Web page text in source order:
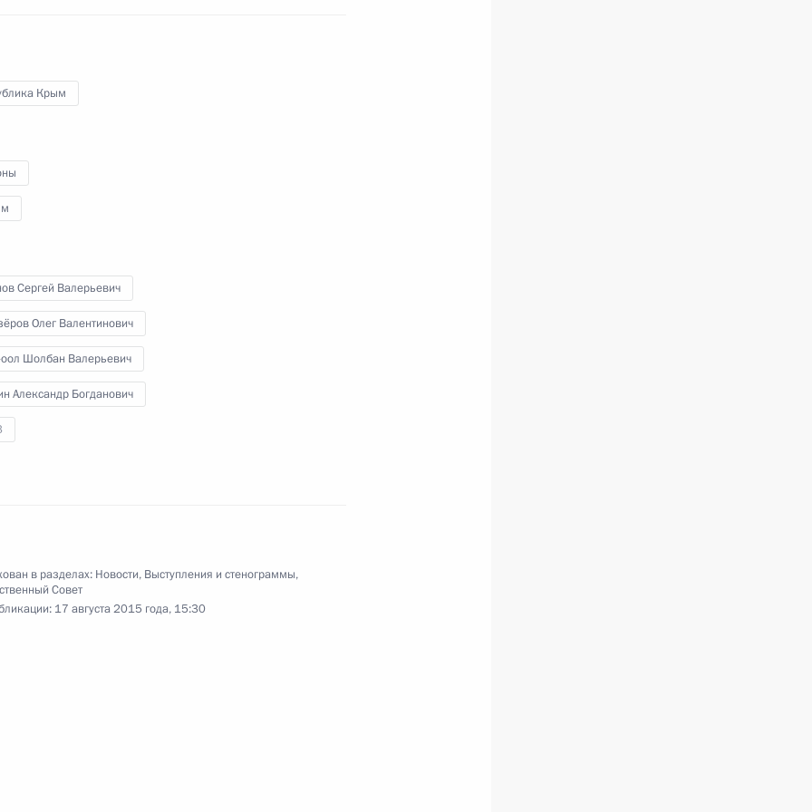
Мединским
Владимиром Мединским
совета
Крым
Сергей Валерьевич
Олег Валентинович
Шолбан Валерьевич
Александр Богданович
в разделах: Новости, Выступления и стенограммы,
Совет
17 августа 2015 года, 15:30